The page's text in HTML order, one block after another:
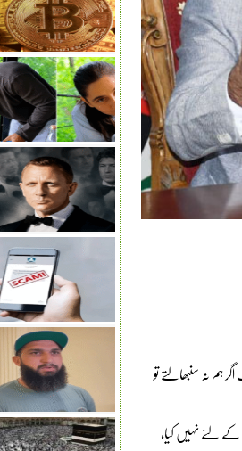
اگر ہم نہ سنبھالتے تو
لئے نہیں کیا،